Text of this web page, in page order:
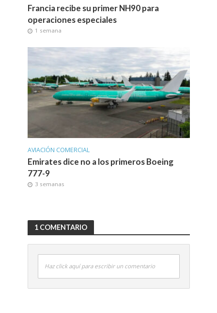
Francia recibe su primer NH90 para
operaciones especiales
1 semana
AVIACIÓN COMERCIAL
Emirates dice no a los primeros Boeing
777-9
3 semanas
1 COMENTARIO
Haz click aquí para escribir un comentario